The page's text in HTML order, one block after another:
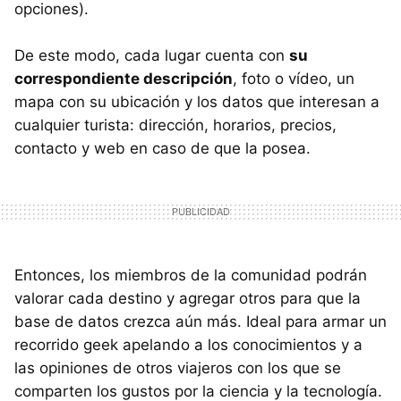
opciones).
De este modo, cada lugar cuenta con su
correspondiente descripción, foto o vídeo, un
mapa con su ubicación y los datos que interesan a
cualquier turista: dirección, horarios, precios,
contacto y web en caso de que la posea.
Entonces, los miembros de la comunidad podrán
valorar cada destino y agregar otros para que la
base de datos crezca aún más. Ideal para armar un
recorrido geek apelando a los conocimientos y a
las opiniones de otros viajeros con los que se
comparten los gustos por la ciencia y la tecnología.